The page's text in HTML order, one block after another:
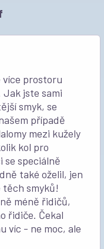
více prostoru
Jak jste sami
smyk, se
případě
mezi kužely
kol pro
se speciálně
také oželil, jen
těch smyků!
méně řidičů,
řidiče. Čekal
víc - ne moc, ale